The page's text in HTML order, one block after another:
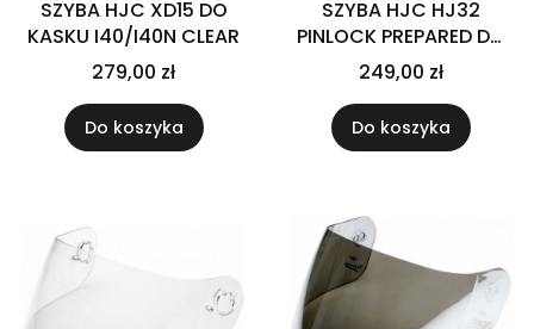
SZYBA HJC XD15 DO
KASKU I40/I40N CLEAR
279,00 zł
Do koszyka
SZYBA HJC HJ32
PINLOCK PREPARED DO
KASKU F70 DARK SMOKE
249,00 zł
Do koszyka